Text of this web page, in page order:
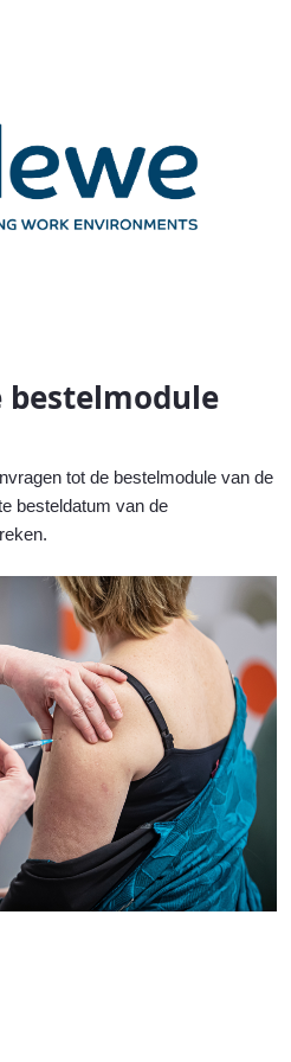
bestelmodule
tot de bestelmodule van de
besteldatum van de